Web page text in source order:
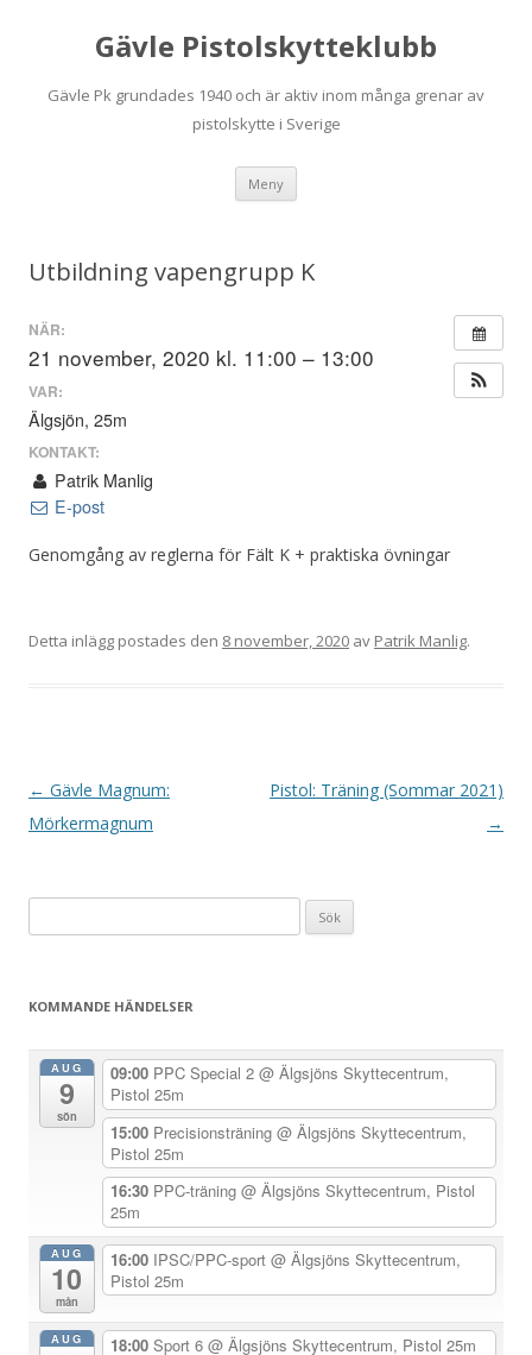
Gävle Pistolskytteklubb
Gävle Pk grundades 1940 och är aktiv inom många grenar av
pistolskytte i Sverige
Meny
Utbildning vapengrupp K
NÄR:
21 november, 2020 kl. 11:00 – 13:00
VAR:
Älgsjön, 25m
KONTAKT:
Patrik Manlig
E-post
Genomgång av reglerna för Fält K + praktiska övningar
Detta inlägg postades den 8 november, 2020 av Patrik Manlig.
I
n
a
g
← Gävle Magnum:
Mörkermagnum
Pistol: Träning (Sommar 2021)
→
efter:
KOMMANDE HÄNDELSER
AUG
9
sön
09:00 PPC Special 2 @ Älgsjöns Skyttecentrum,
Pistol 25m
15:00 Precisionsträning @ Älgsjöns Skyttecentrum,
Pistol 25m
16:30 PPC-träning @ Älgsjöns Skyttecentrum, Pistol
25m
AUG
10
mån
16:00 IPSC/PPC-sport @ Älgsjöns Skyttecentrum,
Pistol 25m
AUG 18:00 Sport 6 @ Älgsjöns Skyttecentrum, Pistol 25m